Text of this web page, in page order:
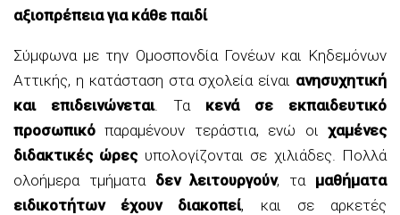
αξιοπρέπεια για κάθε παιδί
Σύμφωνα με την Ομοσπονδία Γονέων και Κηδεμόνων
Αττικής, η κατάσταση στα σχολεία είναι ανησυχητική
και επιδεινώνεται. Τα κενά σε εκπαιδευτικό
προσωπικό παραμένουν τεράστια, ενώ οι χαμένες
διδακτικές ώρεςυπολογίζονται σε χιλιάδες. Πολλά
ολοήμερα τμήματα δεν λειτουργούν, τα μαθήματα
ειδικοτήτων έχουν διακοπεί, και σε αρκετές